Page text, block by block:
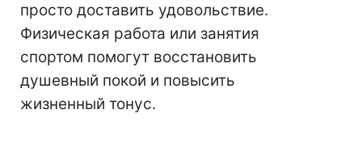
просто доставить удовольствие.
Физическая работа или занятия
спортом помогут восстановить
душевный покой и повысить
жизненный тонус.